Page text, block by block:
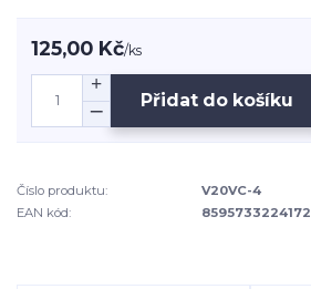
125,00 Kč/ks
Přidat do košíku
Číslo produktu:
V20VC-4
EAN kód:
8595733224172